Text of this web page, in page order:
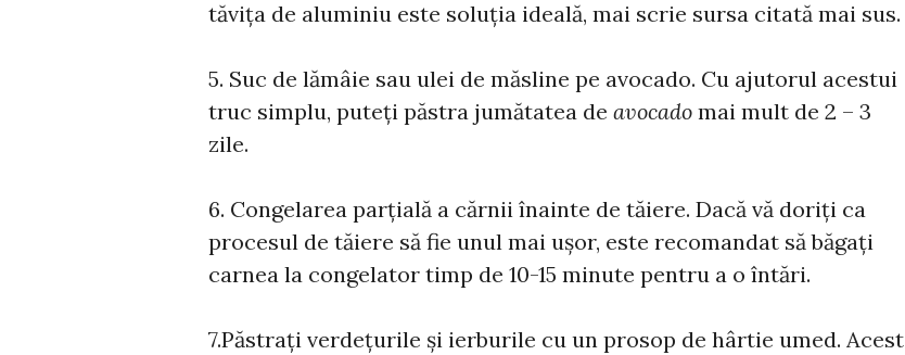
tăvița de aluminiu este soluția ideală, mai scrie sursa citată mai sus.
5. Suc de lămâie sau ulei de măsline pe avocado. Cu ajutorul acestui
truc simplu, puteți păstra jumătatea de avocado mai mult de 2 – 3
zile.
6. Congelarea parțială a cărnii înainte de tăiere. Dacă vă doriți ca
procesul de tăiere să fie unul mai ușor, este recomandat să băgați
carnea la congelator timp de 10-15 minute pentru a o întări.
7.Păstrați verdețurile și ierburile cu un prosop de hârtie umed. Acest